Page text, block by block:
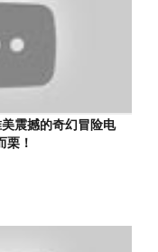
震撼的奇幻冒险电
栗！